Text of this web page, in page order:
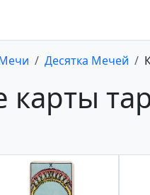
Десятка Мечей
карты